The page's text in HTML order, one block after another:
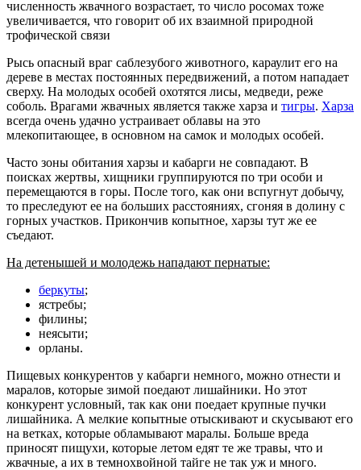
численность жвачного возрастает, то число росомах тоже
увеличивается, что говорит об их взаимной природной
трофической связи
Рысь опасный враг саблезубого животного, караулит его на
дереве в местах постоянных передвижений, а потом нападает
сверху. На молодых особей охотятся лисы, медведи, реже
соболь. Врагами жвачных является также харза и тигры. Харза
всегда очень удачно устраивает облавы на это
млекопитающее, в основном на самок и молодых особей.
Часто зоны обитания харзы и кабарги не совпадают. В
поисках жертвы, хищники группируются по три особи и
перемещаются в горы. После того, как они вспугнут добычу,
то преследуют ее на больших расстояниях, сгоняя в долину с
горных участков. Прикончив копытное, харзы тут же ее
съедают.
На детенышей и молодежь нападают пернатые:
беркуты;
ястребы;
филины;
неясыти;
орланы.
Пищевых конкурентов у кабарги немного, можно отнести и
маралов, которые зимой поедают лишайники. Но этот
конкурент условный, так как они поедает крупные пучки
лишайника. А мелкие копытные отыскивают и скусывают его
на ветках, которые обламывают маралы. Больше вреда
приносят пищухи, которые летом едят те же травы, что и
жвачные, а их в темнохвойной тайге не так уж и много.